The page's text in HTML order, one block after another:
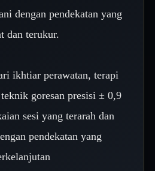
dengan pendekatan yang
dan terukur.
ikhtiar perawatan, terapi
goresan presisi ± 0,9
sesi yang terarah dan
pendekatan yang